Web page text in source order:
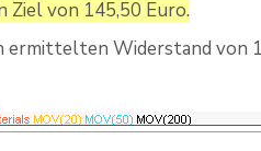
Ziel von 145,50 Euro.
ermittelten Widerstand von